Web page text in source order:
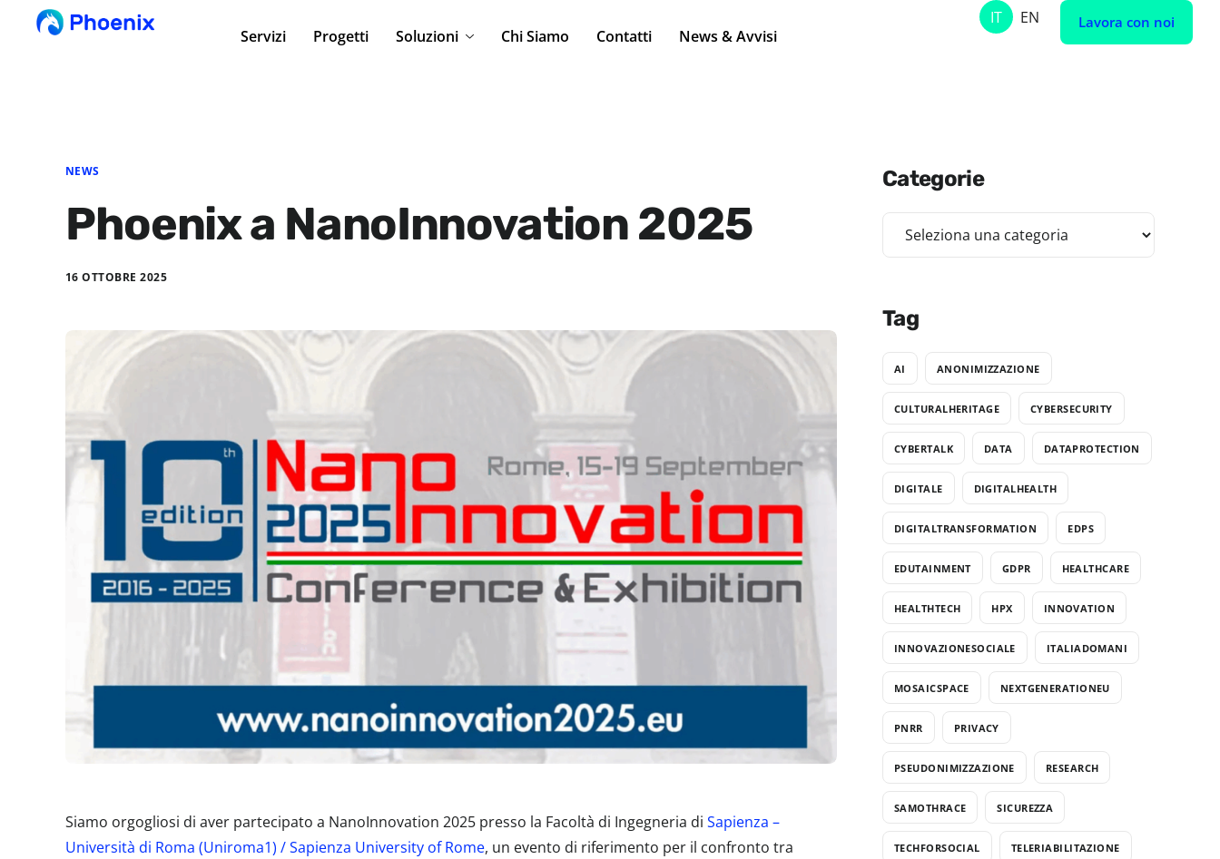
Servizi Progetti Soluzioni Chi Siamo Contatti News & Avvisi
IT EN Lavora con noi
NEWS
Phoenix a NanoInnovation 2025
16 OTTOBRE 2025
Siamo orgogliosi di aver partecipato a NanoInnovation 2025 presso la Facoltà di Ingegneria di Sapienza –
Università di Roma (Uniroma1) / Sapienza University of Rome, un evento di riferimento per il confronto tra
Categorie
Tag
AI ANONIMIZZAZIONE
CULTURALHERITAGE CYBERSECURITY
CYBERTALK DATA DATAPROTECTION
DIGITALE DIGITALHEALTH
DIGITALTRANSFORMATION EDPS
EDUTAINMENT GDPR HEALTHCARE
HEALTHTECH HPX INNOVATION
INNOVAZIONESOCIALE ITALIADOMANI
MOSAICSPACE NEXTGENERATIONEU
PNRR PRIVACY
PSEUDONIMIZZAZIONE RESEARCH
SAMOTHRACE SICUREZZA
TECHFORSOCIAL TELERIABILITAZIONE